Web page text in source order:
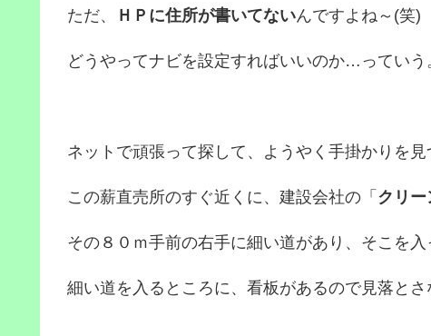
ただ、 ＨＰに住所が書いてないんですよね～(笑)
どうやってナビを設定すればいいのか…っていう
ネットで頑張って探して、ようやく手掛かりを見
この薪直売所のすぐ近くに、建設会社の「 クリ
その８０ｍ手前の右手に細い道があり、そこを入
細い道を入るところに、看板があるので見落とさ